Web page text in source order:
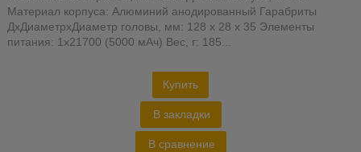
Материал корпуса: Алюминий анодированный Гарабриты
ДхДиаметрхДиаметр головы, мм: 128 х 28 х 35 Элементы
питания: 1х21700 (5000 мАч) Вес, г: 185...
Купить
В закладки
В сравнение